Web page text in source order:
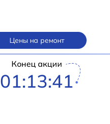
Цены на ремонт
Конец акции
01:13:40